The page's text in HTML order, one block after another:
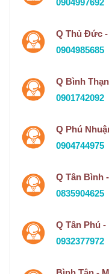
Q Thủ Đức
0904985685
Q Bình
0901742092
Q Phú
0904744975
Q Tân Bình
0835904625
Q Tân Phú
0932377972